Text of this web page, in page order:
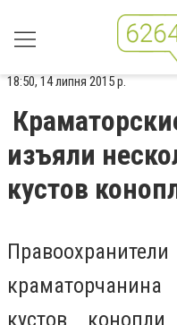
18:50, 14 липня 2015 р.
изъяли
кустов
кустов